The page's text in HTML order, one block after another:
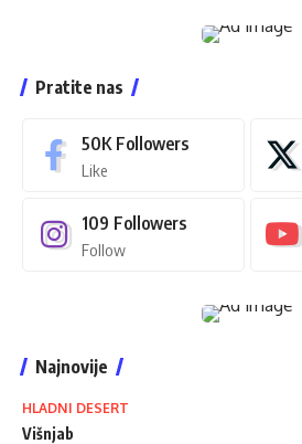
Pratite nas
50K Followers
Like
109 Followers
Follow
Najnovije
HLADNI DESERT
Višnjab